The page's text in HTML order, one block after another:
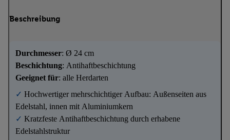
Beschreibung
Durchmesser: Ø 24 cm
Beschichtung: Antihaftbeschichtung
Geeignet für: alle Herdarten
✓ Hochwertiger mehrschichtiger Aufbau: Außenseiten aus
Edelstahl, innen mit Aluminiumkern
✓ Kratzfeste Antihaftbeschichtung durch erhabene
Edelstahlstruktur